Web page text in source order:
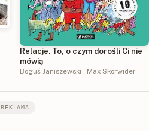
Relacje. To, o czym dorośli Ci nie
mówią
Boguś Janiszewski , Max Skorwider
REKLAMA